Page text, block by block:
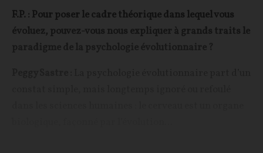
F.P. : Pour poser le cadre théorique dans lequel vous
évoluez, pouvez-vous nous expliquer à grands traits le